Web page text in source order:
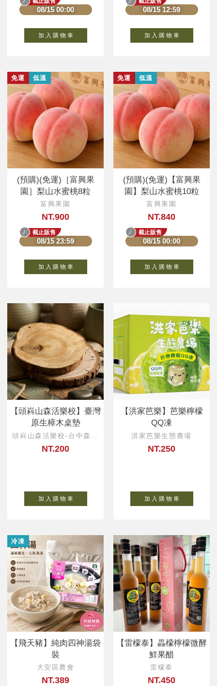
08/15 00:00
加 入 購 物 車
08/15 12:59
加 入 購 物 車
免運 低溫
(預購)(免運)［富興果
園］梨山水蜜桃8粒
富興果園
NT.900
截止販售
08/15 23:59
加 入 購 物 車
免運 低溫
(預購)(免運)【富興果
園】梨山水蜜桃10粒
富興果園
NT.840
截止販售
08/15 00:00
加 入 購 物 車
【頭嵙山森活樂校】臺灣
原生樟木桌墊
頭嵙山森活樂校-台中森活
小物
NT.200
加 入 購 物 車
【洪家芭樂】芭樂檸檬
QQ凍
洪家芭樂生態農場
NT.250
加 入 購 物 車
冷凍
【飛天豬】純肉四神湯袋
裝
大安區農會
NT.389
【雷檬泰】畾檬檸檬微酵
鮮果醋
雷檬泰
NT.450